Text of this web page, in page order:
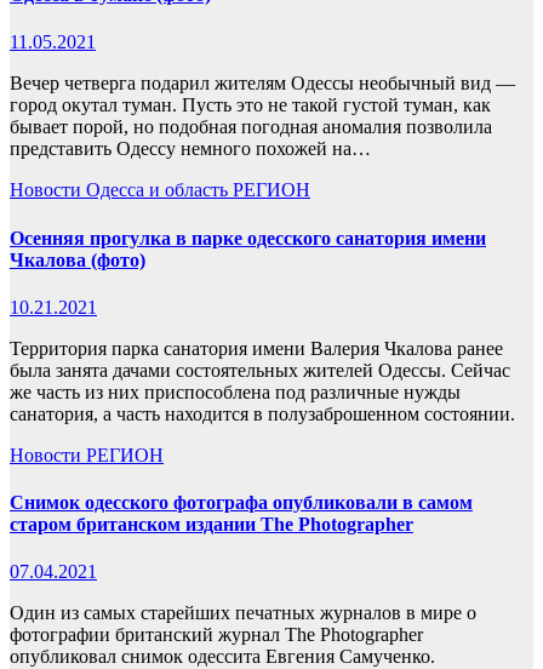
11.05.2021
Вечер четверга подарил жителям Одессы необычный вид —
город окутал туман. Пусть это не такой густой туман, как
бывает порой, но подобная погодная аномалия позволила
представить Одессу немного похожей на…
Новости Одесса и область РЕГИОН
Осенняя прогулка в парке одесского санатория имени
Чкалова (фото)
10.21.2021
Территория парка санатория имени Валерия Чкалова ранее
была занята дачами состоятельных жителей Одессы. Сейчас
же часть из них приспособлена под различные нужды
санатория, а часть находится в полузаброшенном состоянии.
Новости РЕГИОН
Снимок одесского фотографа опубликовали в самом
старом британском издании The Photographer
07.04.2021
Один из самых старейших печатных журналов в мире о
фотографии британский журнал The Photographer
опубликовал снимок одессита Евгения Самученко.